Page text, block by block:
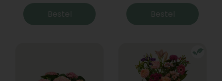
Bestel Bestel